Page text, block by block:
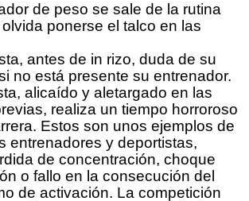
de peso se sale de la rutina
ponerse el talco en las
antes de in rizo, duda de su
no está presente su entrenador.
alicaído y aletargado en las
realiza un tiempo horroroso
Estos son unos ejemplos de
entrenadores y deportistas,
de concentración, choque
o fallo en la consecución del
de activación. La competición